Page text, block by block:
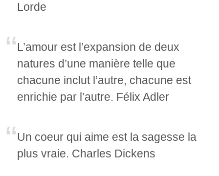
Lorde
L’amour est l’expansion de deux
natures d’une manière telle que
chacune inclut l’autre, chacune est
enrichie par l’autre. Félix Adler
Un coeur qui aime est la sagesse la
plus vraie. Charles Dickens